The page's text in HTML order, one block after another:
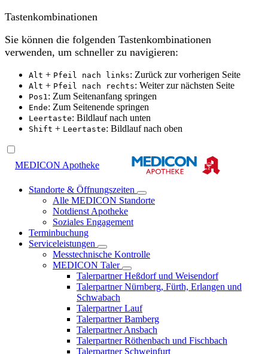
Tastenkombinationen
Sie können die folgenden Tastenkombinationen
verwenden, um schneller zu navigieren:
Alt + Pfeil nach links: Zurück zur vorherigen Seite
Alt + Pfeil nach rechts: Weiter zur nächsten Seite
Pos1 : Zum Seitenanfang springen
Ende: Zum Seitenende springen
Leertaste: Bildlauf nach unten
Shift + Leertaste: Bildlauf nach oben
MEDICON Apotheke
Standorte & Öffnungszeiten
Alle MEDICON Standorte
Notdienst Apotheke
Soziales Engagement
Terminbuchung
Serviceleistungen
Messtechnische Kontrolle
MEDICON Taler
Talerpartner Heßdorf und Weisendorf
Talerpartner Nürnberg, Fürth, Erlangen und
Schwabach
Talerpartner Lauf
Talerpartner Bamberg
Talerpartner Ansbach
Talerpartner Röthenbach und Fischbach
Talerpartner Schweinfurt